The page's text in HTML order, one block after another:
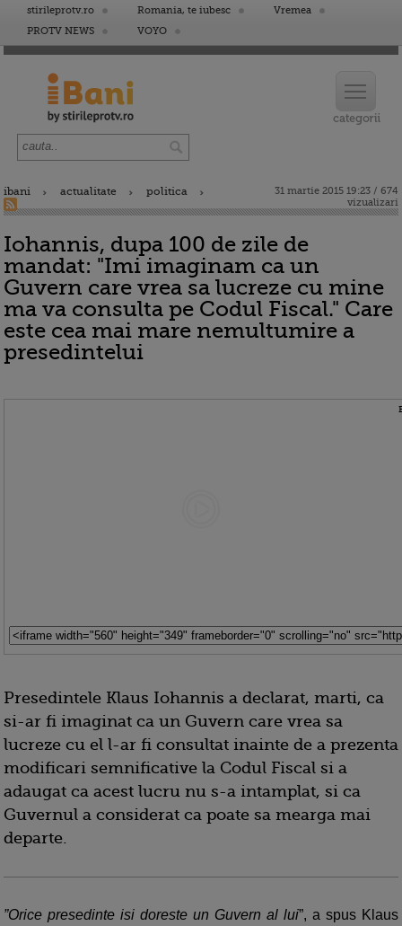
stirileprotv.ro Romania, te iubesc
Vremea
PROTV NEWS
VOYO
ibani actualitate politica
31 martie 2015 19:23 / 674
vizualizari
Iohannis, dupa 100 de zile de
mandat: "Imi imaginam ca un
Guvern care vrea sa lucreze cu mine
ma va consulta pe Codul Fiscal." Care
este cea mai mare nemultumire a
presedintelui
Presedintele Klaus Iohannis a declarat, marti, ca
si-ar fi imaginat ca un Guvern care vrea sa
lucreze cu el l-ar fi consultat inainte de a prezenta
modificari semnificative la Codul Fiscal si a
adaugat ca acest lucru nu s-a intamplat, si ca
Guvernul a considerat ca poate sa mearga mai
departe.
”Orice presedinte isi doreste un Guvern al lui”, a spus Klaus